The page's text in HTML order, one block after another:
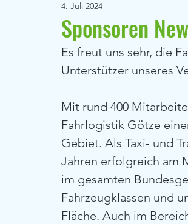
Sponsoren
4. Juli 2024
Es freut uns sehr, die
Unterstützer unseres
Mit rund 400
Fahrlogistik Götze
Gebiet. Als Taxi- und
Jahren erfolgreich am
im gesamten
Fahrzeugklassen und
Fläche. Auch im